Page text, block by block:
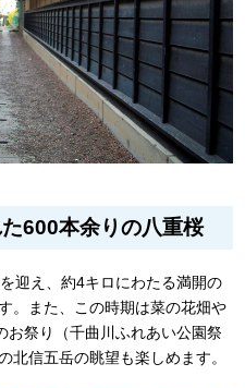
600本余りの八重桜
迎え、約4キロにわたる満開の
。また、この時期は菜の花畑や
お祭り（千曲川ふれあい公園祭
北信五岳の眺望も楽しめます。